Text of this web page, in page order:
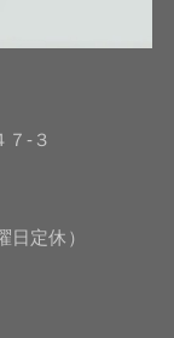
-３
定休）